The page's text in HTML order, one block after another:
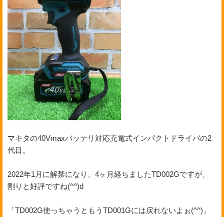
マキタの40Vmaxバッテリ対応充電式インパクトドライバの2
代目。
2022年1月に解禁になり、4ヶ月経ちましたTD002Gですが、
割りと好評ですね(^^)d
「TD002G使っちゃうともうTD001Gには戻れないよぉ(^^)」